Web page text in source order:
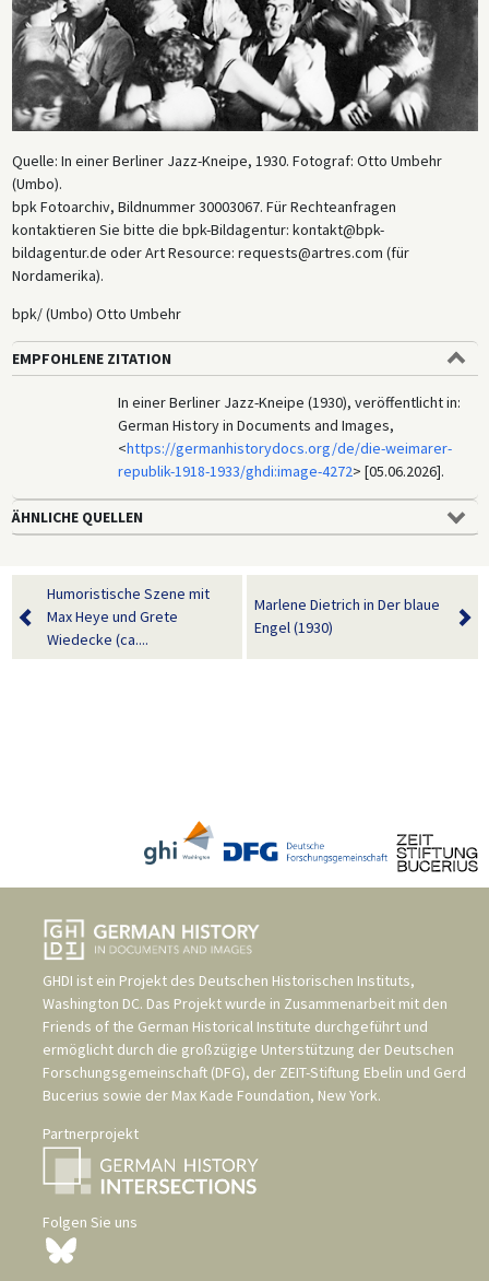
Quelle: In einer Berliner Jazz-Kneipe, 1930. Fotograf: Otto Umbehr
(Umbo).
bpk Fotoarchiv, Bildnummer 30003067. Für Rechteanfragen
kontaktieren Sie bitte die bpk-Bildagentur: kontakt@bpk-
bildagentur.de oder Art Resource: requests@artres.com (für
Nordamerika).
bpk/ (Umbo) Otto Umbehr
EMPFOHLENE ZITATION
In einer Berliner Jazz-Kneipe (1930), veröffentlicht in:
German History in Documents and Images,
<https://germanhistorydocs.org/de/die-weimarer-
republik-1918-1933/ghdi:image-4272> [05.06.2026].
ÄHNLICHE QUELLEN
Humoristische Szene mit
Max Heye und Grete
Wiedecke (ca....
Marlene Dietrich in Der blaue
Engel (1930)
GHDI ist ein Projekt des Deutschen Historischen Instituts,
Washington DC. Das Projekt wurde in Zusammenarbeit mit den
Friends of the German Historical Institute durchgeführt und
ermöglicht durch die großzügige Unterstützung der Deutschen
Forschungsgemeinschaft (DFG), der ZEIT-Stiftung Ebelin und Gerd
Bucerius sowie der Max Kade Foundation, New York.
Partnerprojekt
Folgen Sie uns